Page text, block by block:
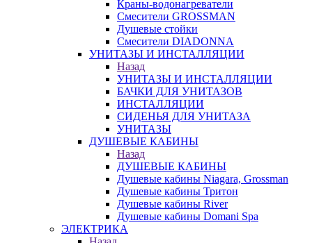
Краны-водонагреватели
Смесители GROSSMAN
Душевые стойки
Смесители DIADONNA
УНИТАЗЫ И ИНСТАЛЛЯЦИИ
Назад
УНИТАЗЫ И ИНСТАЛЛЯЦИИ
БАЧКИ ДЛЯ УНИТАЗОВ
ИНСТАЛЛЯЦИИ
СИДЕНЬЯ ДЛЯ УНИТАЗА
УНИТАЗЫ
ДУШЕВЫЕ КАБИНЫ
Назад
ДУШЕВЫЕ КАБИНЫ
Душевые кабины Niagara, Grossman
Душевые кабины Тритон
Душевые кабины River
Душевые кабины Domani Spa
ЭЛЕКТРИКА